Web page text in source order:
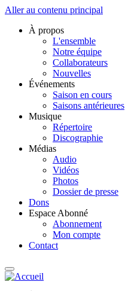
Aller au contenu principal
À propos
L'ensemble
Notre équipe
Collaborateurs
Nouvelles
Événements
Saison en cours
Saisons antérieures
Musique
Répertoire
Discographie
Médias
Audio
Vidéos
Photos
Dossier de presse
Dons
Espace Abonné
Abonnement
Mon compte
Contact